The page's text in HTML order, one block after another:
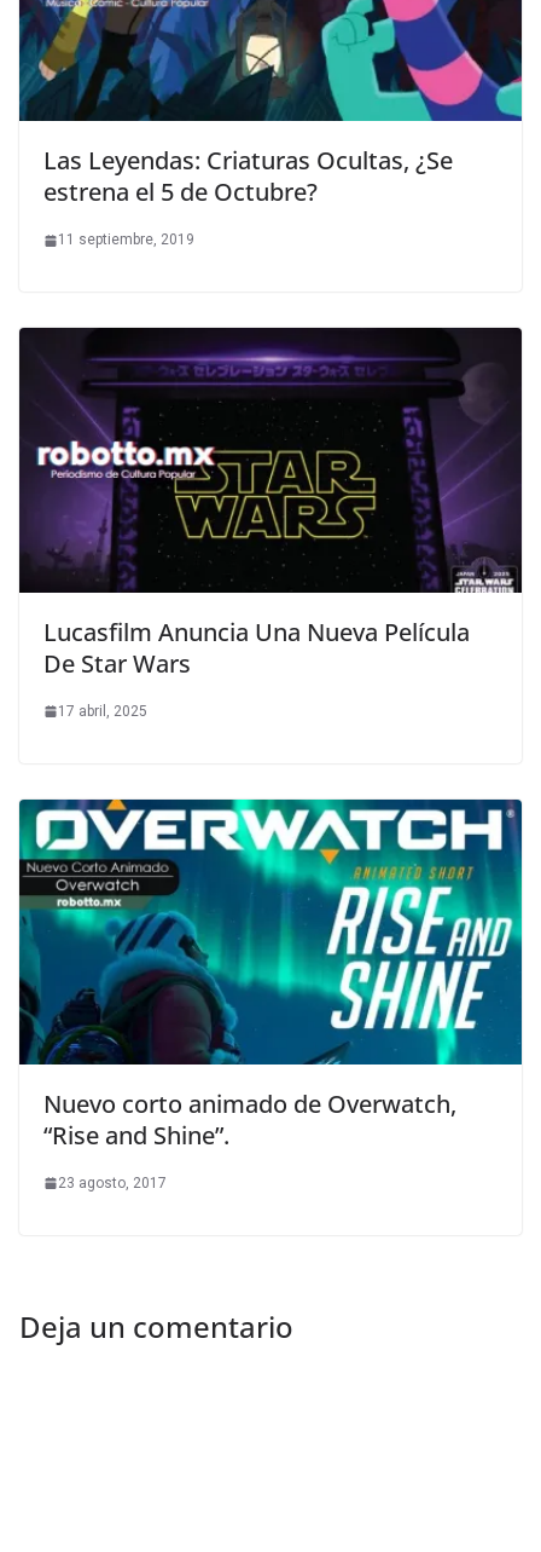
Las Leyendas: Criaturas Ocultas, ¿Se
estrena el 5 de Octubre?
11 septiembre, 2019
Lucasfilm Anuncia Una Nueva Película
De Star Wars
17 abril, 2025
Nuevo corto animado de Overwatch,
“Rise and Shine”.
23 agosto, 2017
Deja un comentario